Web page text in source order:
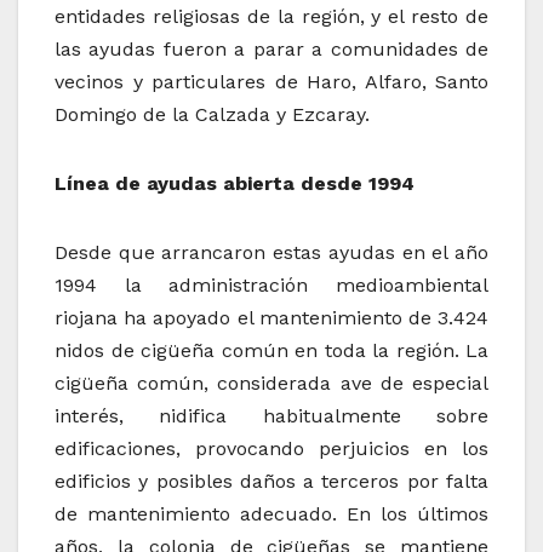
entidades religiosas de la región, y el resto de
las ayudas fueron a parar a comunidades de
vecinos y particulares de Haro, Alfaro, Santo
Domingo de la Calzada y Ezcaray.
Línea de ayudas abierta desde 1994
Desde que arrancaron estas ayudas en el año
1994 la administración medioambiental
riojana ha apoyado el mantenimiento de 3.424
nidos de cigüeña común en toda la región. La
cigüeña común, considerada ave de especial
interés, nidifica habitualmente sobre
edificaciones, provocando perjuicios en los
edificios y posibles daños a terceros por falta
de mantenimiento adecuado. En los últimos
años, la colonia de cigüeñas se mantiene